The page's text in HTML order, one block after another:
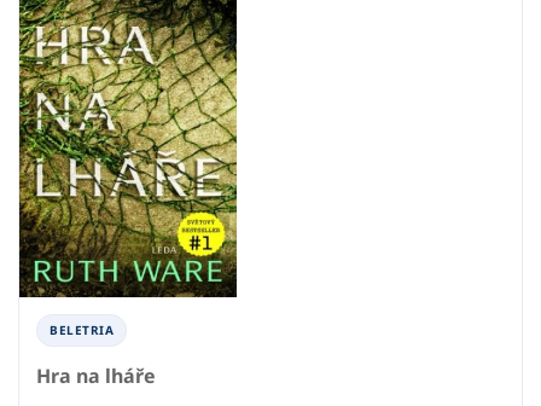
BELETRIA
Hra na lháře